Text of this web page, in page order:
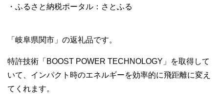
・ふるさと納税ポータル：さとふる
「岐阜県関市」の返礼品です。
特許技術「BOOST POWER TECHNOLOGY」を取得して
いて、インパクト時のエネルギーを効率的に飛距離に変え
てくれます。